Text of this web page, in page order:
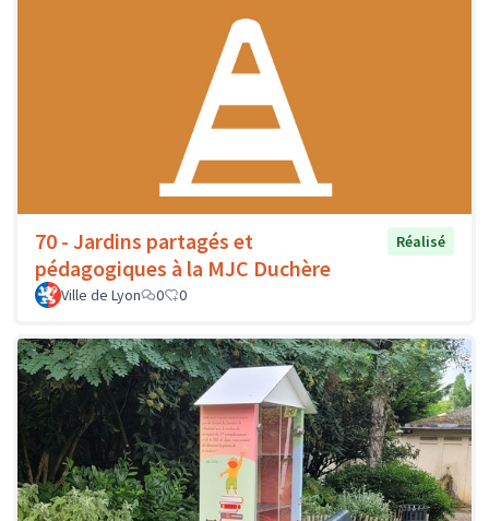
70 - Jardins partagés et
pédagogiques à la MJC Duchère
Réalisé
Ville de Lyon 0 0